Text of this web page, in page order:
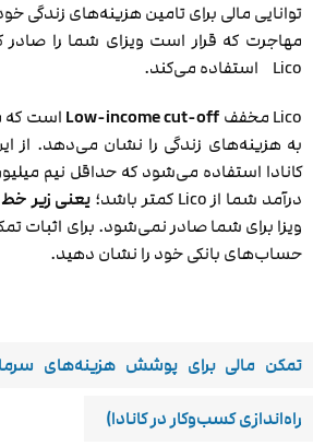
توانایی مالی برای تامین هزینه‌های زندگی
مهاجرت که قرار است ویزای شما را صادر
Lico استفاده می‌کند.
Lico مخفف
است که
به هزینه‌های زندگی را نشان می‌دهد. از
کانادا استفاده می‌شود که حداقل نیم
درآمد شما از Lico کمتر باشد؛
یعنی زیر خط
ویزا برای شما صادر نمی‌شود. برای اثبات
حساب‌های بانکی خود را نشان دهید.
تمکن مالی برای پوشش هزینه‌های
راه‌اندازی کسب‌وکار در کانادا)